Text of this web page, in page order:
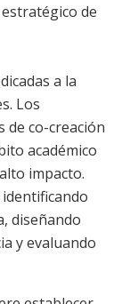
de
a la
Los
de co-creación
académico
impacto.
diseñando
y evaluando